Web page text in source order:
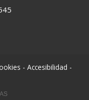
- Accesibilidad -